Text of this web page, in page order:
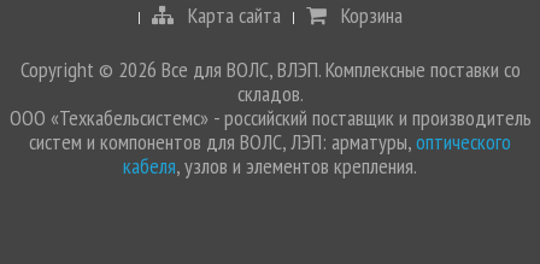
Карта сайта
Корзина
Copyright © 2026 Все для ВОЛС, ВЛЭП. Комплексные поставки со
складов.
ООО «Техкабельсистемс» - российский поставщик и производитель
систем и компонентов для ВОЛС, ЛЭП: арматуры,оптического
кабеля, узлов и элементов крепления.